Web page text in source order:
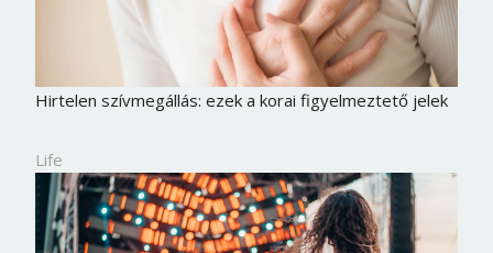
Hirtelen szívmegállás: ezek a korai figyelmeztető jelek
Life